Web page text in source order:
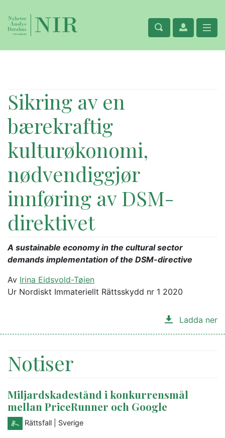
Sikring av en
bærekraftig
kulturøkonomi,
nødvendiggjør
innføring av DSM-
direktivet
A sustainable economy in the cultural sector
demands implementation of the DSM-directive
Av Irina Eidsvold-Tøien
Ur Nordiskt Immateriellt Rättsskydd nr 1 2020
Ladda ner
Notiser
Miljardskadestånd i konkurrensmål
mellan PriceRunner och Google
Rättsfall | Sverige